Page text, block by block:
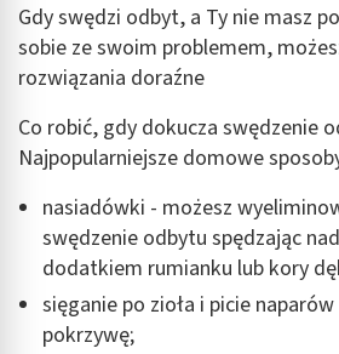
Gdy swędzi odbyt, a Ty nie masz
sobie ze swoim problemem,
rozwiązania doraźne
Co robić, gdy dokucza swędzenie
Najpopularniejsze domowe
nasiadówki - możesz
swędzenie odbytu spędzając
dodatkiem rumianku lub kory
sięganie po zioła i picie
pokrzywę;